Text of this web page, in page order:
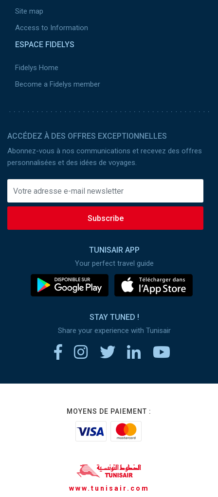
Site map
Access to Information
ESPACE FIDELYS
Fidelys Home
Become a Fidelys member
ACCÉDEZ À DES OFFRES EXCEPTIONNELLES
Abonnez-vous à nos communications et recevez des offres
personnalisées et des idées de voyages.
Subscribe
TUNISAIR APP
Your perfect travel guide
STAY TUNED !
Share your experience with Tunisair
MOYENS DE PAIEMENT :
www.tunisair.com